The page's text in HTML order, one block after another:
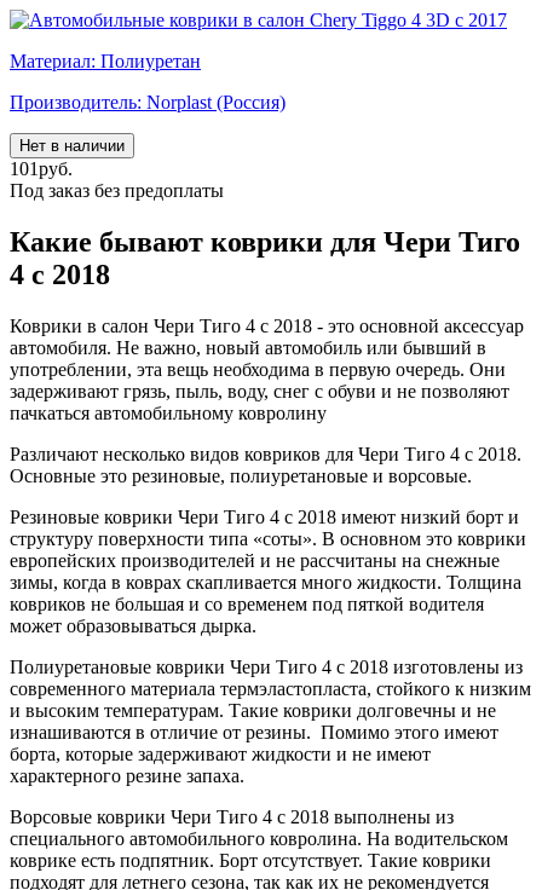
Материал: Полиуретан
Производитель: Norplast (Россия)
Нет в наличии
101руб.
Под заказ без предоплаты
Какие бывают коврики для Чери Тиго
4 с 2018
Коврики в салон Чери Тиго 4 с 2018 - это основной аксессуар
автомобиля. Не важно, новый автомобиль или бывший в
употреблении, эта вещь необходима в первую очередь. Они
задерживают грязь, пыль, воду, снег с обуви и не позволяют
пачкаться автомобильному ковролину
Различают несколько видов ковриков для Чери Тиго 4 с 2018.
Основные это резиновые, полиуретановые и ворсовые.
Резиновые коврики Чери Тиго 4 с 2018 имеют низкий борт и
структуру поверхности типа «соты». В основном это коврики
европейских производителей и не рассчитаны на снежные
зимы, когда в коврах скапливается много жидкости. Толщина
ковриков не большая и со временем под пяткой водителя
может образовываться дырка.
Полиуретановые коврики Чери Тиго 4 с 2018 изготовлены из
современного материала термэластопласта, стойкого к низким
и высоким температурам. Такие коврики долговечны и не
изнашиваются в отличие от резины. Помимо этого имеют
борта, которые задерживают жидкости и не имеют
характерного резине запаха.
Ворсовые коврики Чери Тиго 4 с 2018 выполнены из
специального автомобильного ковролина. На водительском
коврике есть подпятник. Борт отсутствует. Такие коврики
подходят для летнего сезона, так как их не рекомендуется